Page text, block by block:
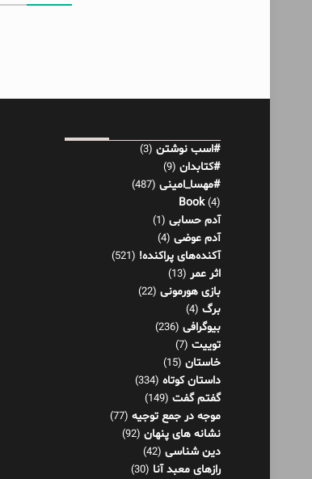
#اسب نوشتن (3)
#کتابدان (9)
#مهسا_امینی (487)
Book(4)
آدم حسابی (1)
آدم عوضی (4)
آکنده‌های پراکنده! (521)
اثر عمر (13)
بازی هورمونی (22)
برگ (4)
بیوگرافی (236)
توییت (7)
خاستان (15)
داستان کوتاه (334)
گفتم گفت (149)
موجه در جمع توجیه (77)
نشانه های پنهان (92)
دین شناسی (42)
رازهای معبد آنا (30)